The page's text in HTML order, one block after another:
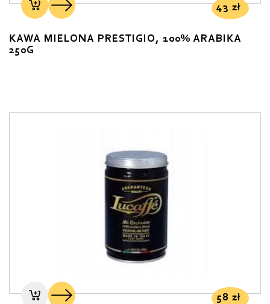
43 zł
KAWA MIELONA PRESTIGIO, 100% ARABIKA
250G
58 zł